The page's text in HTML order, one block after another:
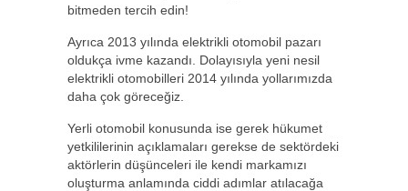
bitmeden tercih edin!
Ayrıca 2013 yılında elektrikli otomobil pazarı
oldukça ivme kazandı. Dolayısıyla yeni nesil
elektrikli otomobilleri 2014 yılında yollarımızda
daha çok göreceğiz.
Yerli otomobil konusunda ise gerek hükumet
yetkililerinin açıklamaları gerekse de sektördeki
aktörlerin düşünceleri ile kendi markamızı
oluşturma anlamında ciddi adımlar atılacağa